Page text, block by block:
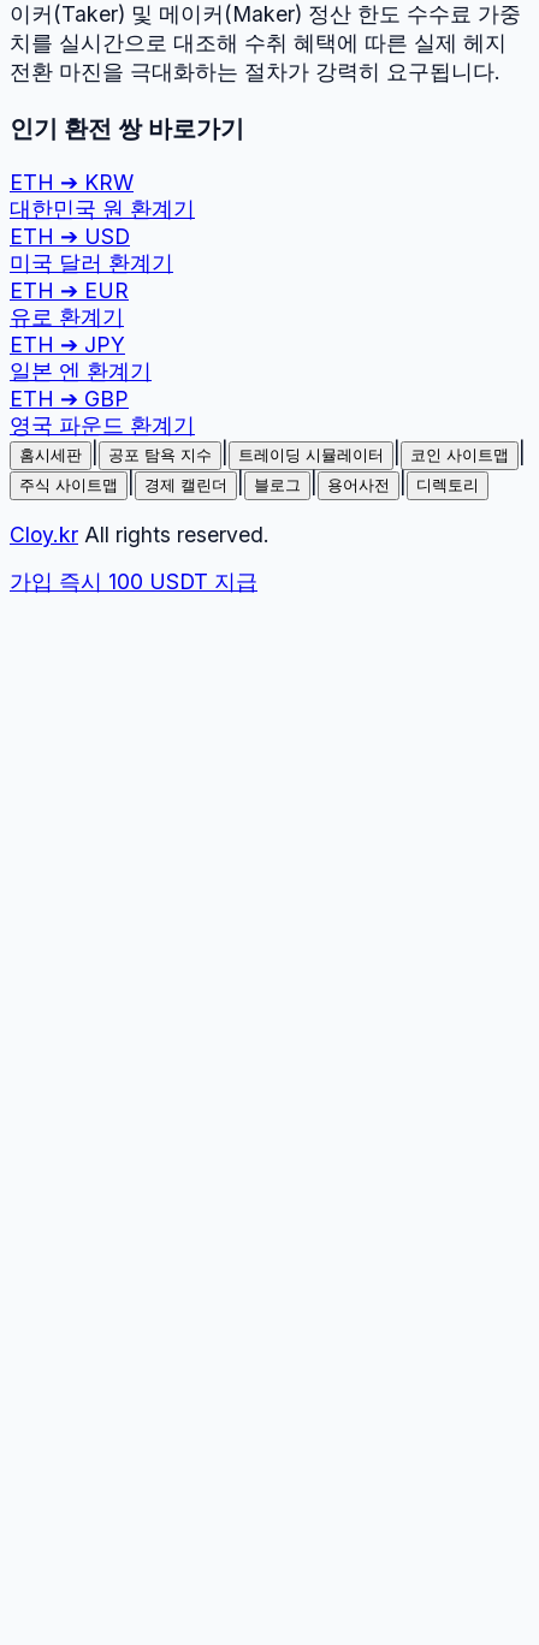
이커(Taker) 및 메이커(Maker) 정산 한도 수수료 가중
치를 실시간으로 대조해 수취 혜택에 따른 실제 헤지
전환 마진을 극대화하는 절차가 강력히 요구됩니다.
인기 환전 쌍 바로가기
ETH ➔ KRW
대한민국 원 환계기
ETH ➔ USD
미국 달러 환계기
ETH ➔ EUR
유로 환계기
ETH ➔ JPY
일본 엔 환계기
ETH ➔ GBP
영국 파운드 환계기
홈시세판 공포 탐욕 지수 트레이딩 시뮬레이터 코인 사이트맵
주식 사이트맵 경제 캘린더 블로그 용어사전 디렉토리
Cloy.kr All rights reserved.
가입 즉시 100 USDT 지급